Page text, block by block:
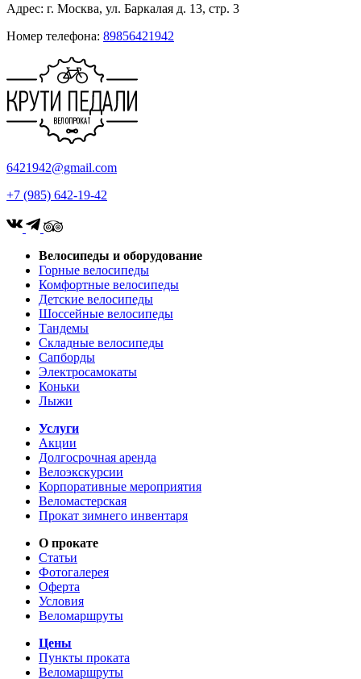
Адрес: г. Москва, ул. Баркалая д. 13, стр. 3
Номер телефона: 89856421942
6421942@gmail.com
+7 (985) 642-19-42
Велосипеды и оборудование
Горные велосипеды
Комфортные велосипеды
Детские велосипеды
Шоссейные велосипеды
Тандемы
Складные велосипеды
Сапборды
Электросамокаты
Коньки
Лыжи
Услуги
Акции
Долгосрочная аренда
Велоэкскурсии
Корпоративные мероприятия
Веломастерская
Прокат зимнего инвентаря
О прокате
Статьи
Фотогалерея
Оферта
Условия
Веломаршруты
Цены
Пункты проката
Веломаршруты